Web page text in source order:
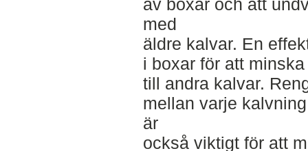
av boxar och att
med
äldre kalvar. En
i boxar för att
till andra kalvar.
mellan varje
är
också viktigt för att